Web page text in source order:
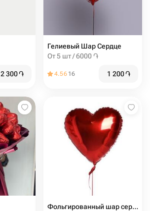
2 300֏
Гелиевый Шар Сердце
От 5 шт / 6000 ֏
4.56 16 1 200֏
Фольгированный шар сердечко 45см